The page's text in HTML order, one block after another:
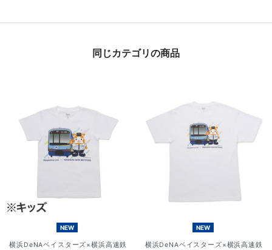
同じカテゴリの商品
NEW
横浜DeNAベイスターズ×横浜高速鉄
NEW
横浜DeNAベイスターズ×横浜高速鉄